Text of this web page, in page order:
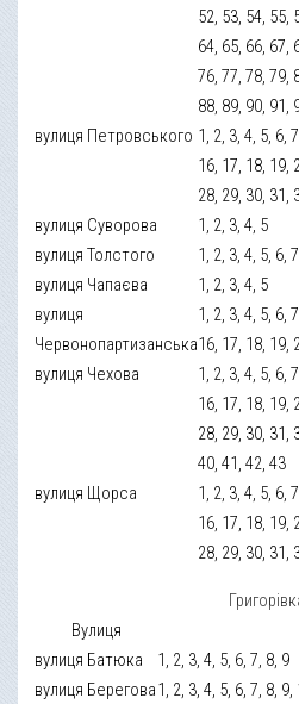
52, 53, 54, 55,
64, 65, 66, 67,
76, 77, 78, 79,
88, 89, 90, 91,
вулиця Петровського 1, 2, 3, 4, 5, 6,
16, 17, 18, 19,
28, 29, 30, 31,
вулиця Суворова
1, 2, 3, 4, 5
вулиця Толстого
1, 2, 3, 4, 5, 6,
вулиця Чапаєва
1, 2, 3, 4, 5
вулиця
Червонопартизанська
1, 2, 3, 4, 5, 6,
16, 17, 18, 19,
вулиця Чехова
1, 2, 3, 4, 5, 6,
16, 17, 18, 19,
28, 29, 30, 31,
40, 41, 42, 43
вулиця Щорса
1, 2, 3, 4, 5, 6,
16, 17, 18, 19,
28, 29, 30, 31,
Вулиця
вулиця Батюка
1, 2, 3, 4, 5, 6, 7, 8, 9
вулиця Берегова1, 2, 3, 4, 5, 6, 7, 8,